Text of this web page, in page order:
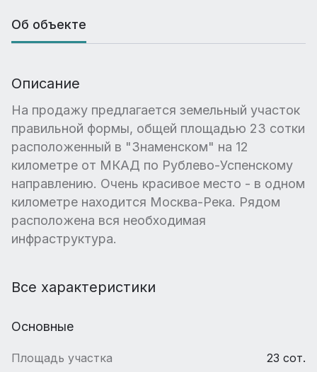
Об объекте
Описание
На продажу предлагается земельный участок
правильной формы, общей площадью 23 сотки
расположенный в "Знаменском" на 12
километре от МКАД по Рублево-Успенскому
направлению. Очень красивое место - в одном
километре находится Москва-Река. Рядом
расположена вся необходимая
инфраструктура.
Все характеристики
Основные
Площадь участка
23 сот.